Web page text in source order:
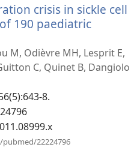
え
crisis in sickle cell
190 paediatric
M, Odièvre MH, Lesprit E,
C, Quinet B, Dangiolo
8.
22224796